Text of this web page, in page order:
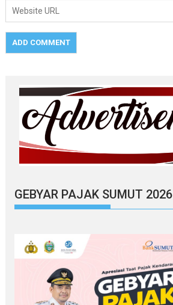
GEBYAR PAJAK SUMUT 2026